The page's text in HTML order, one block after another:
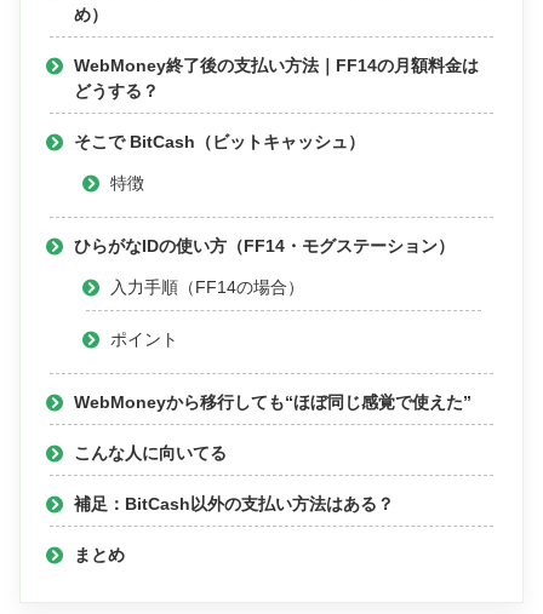
め）
WebMoney終了後の支払い方法｜FF14の月額料金は
どうする？
そこで BitCash（ビットキャッシュ）
特徴
ひらがなIDの使い方（FF14・モグステーション）
入力手順（FF14の場合）
ポイント
WebMoneyから移行しても“ほぼ同じ感覚で使えた”
こんな人に向いてる
補足：BitCash以外の支払い方法はある？
まとめ